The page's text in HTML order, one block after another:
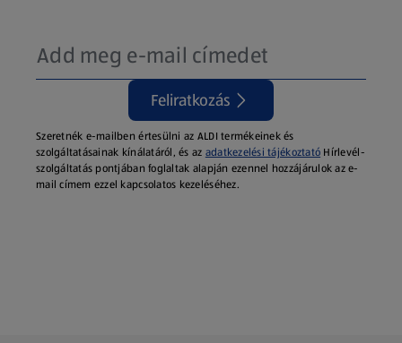
Feliratkozás
Szeretnék e-mailben értesülni az ALDI termékeinek és
szolgáltatásainak kínálatáról, és az adatkezelési tájékoztató Hírlevél-
szolgáltatás pontjában foglaltak alapján ezennel hozzájárulok az e-
mail címem ezzel kapcsolatos kezeléséhez.